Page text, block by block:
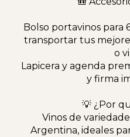
Bolso portavinos para
transportar tus
o
Lapicera y agenda
y firma
💡 ¿Por
Vinos de
Argentina, ideales